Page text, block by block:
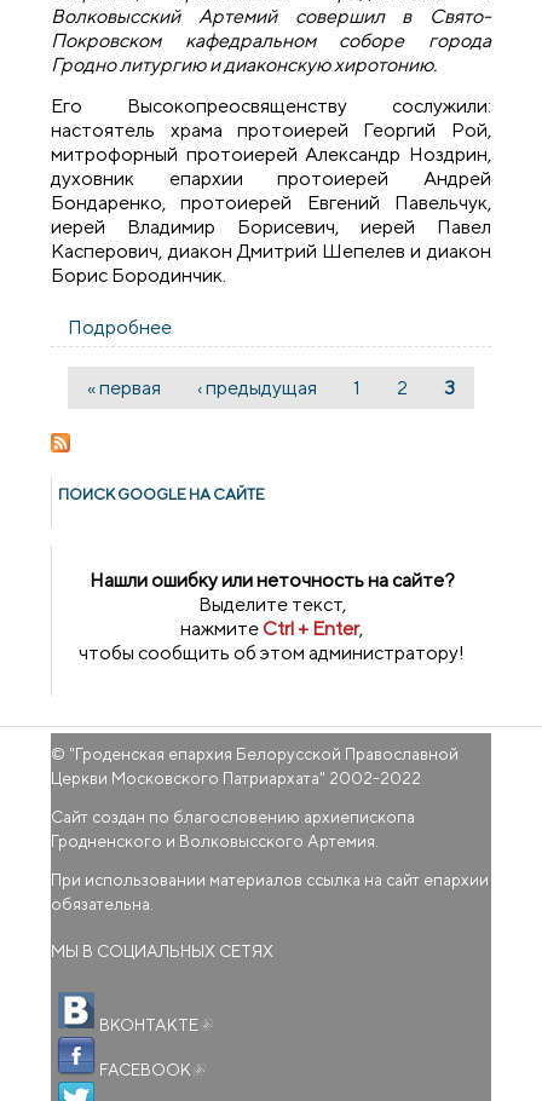
Волковысский Артемий совершил в Свято-
Покровском кафедральном соборе города
Гродно литургию и диаконскую хиротонию.
Его Высокопреосвященству сослужили:
настоятель храма протоиерей Георгий Рой,
митрофорный протоиерей Александр Ноздрин,
духовник епархии протоиерей Андрей
Бондаренко, протоиерей Евгений Павельчук,
иерей Владимир Борисевич, иерей Павел
Касперович, диакон Дмитрий Шепелев и диакон
Борис Бородинчик.
Подробнее
Покровском соборе литургию и
Страницы
« первая ‹ предыдущая 1 2 3
ПОИСК GOОGLE НА САЙТЕ
Нашли ошибку или неточность на сайте?
Выделите текст,
нажмитеCtrl + Enter,
чтобы сообщить об этом администратору!
© "Гроденская епархия Белорусской Православной
Церкви Московского Патриархата" 2002-2022
Сайт создан по благословению архиепископа
Гродненского и Волковысского Артемия.
При использовании материалов ссылка на сайт епархии
обязательна.
МЫ В СОЦИАЛЬНЫХ СЕТЯХ
ВКОНТАКТЕ
FACEBOOK